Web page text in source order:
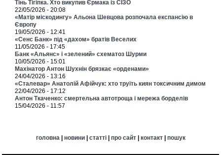
Тінь Тігіпка. Хто викупив Єрмака із СІЗО
22/05/2026 - 20:08
«Матір міскодингу» Альона Шевцова розпочала експансію в
Європу
19/05/2026 - 12:41
«Сенс Банк» під «дахом» братів Веселих
11/05/2026 - 17:45
Банк «Альянс» і «зелений» схематоз Шурми
10/05/2026 - 15:01
Махінатор Антон Шухнін брязкає «орденами»
24/04/2026 - 13:16
«Сталевар» Анатолій Афійчук: хто труїть киян токсичним димом
22/04/2026 - 17:12
Антон Ткаченко: смертельна автотроща і мережа борделів
15/04/2026 - 11:57
головна | новини| статті| про сайт| контакт| пошук